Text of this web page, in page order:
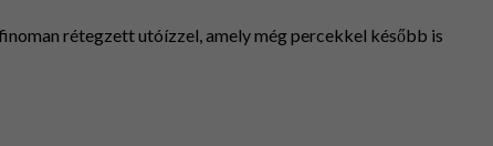
rétegzett utóízzel, amely még percekkel később is